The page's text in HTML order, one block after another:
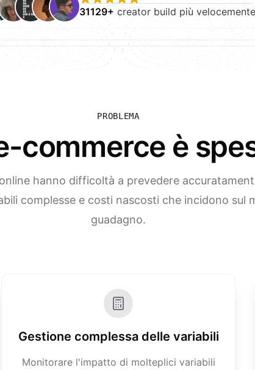
31129+ creator build più velocemente
PROBLEMA
commerce è
hanno difficoltà a prevedere
complesse e costi nascosti che incidono sul
guadagno.
Gestione complessa delle variabili
Monitorare l'impatto di molteplici variabili